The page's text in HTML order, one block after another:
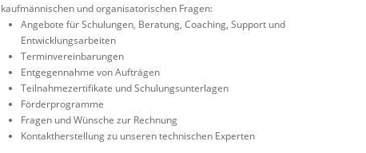
kaufmännischen und organisatorischen Fragen:
Angebote für Schulungen, Beratung, Coaching, Support und
Entwicklungsarbeiten
Terminvereinbarungen
Entgegennahme von Aufträgen
Teilnahmezertifikate und Schulungsunterlagen
Förderprogramme
Fragen und Wünsche zur Rechnung
Kontaktherstellung zu unseren technischen Experten